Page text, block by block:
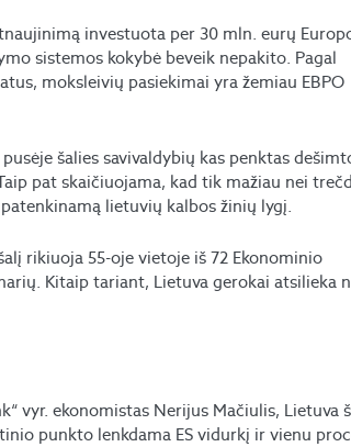
investuota per 30 mln. eurų
sistemos kokybė beveik nepakito. Pagal
moksleivių pasiekimai yra žemiau EBPO
šalies savivaldybių kas penktas
pat skaičiuojama, kad tik mažiau nei
lietuvių kalbos žinių lygį.
rikiuoja 55-oje vietoje iš 72 Ekonominio
Kitaip tariant, Lietuva gerokai atsilieka
vyr. ekonomistas Nerijus Mačiulis, Lietuva
punkto lenkdama ES vidurkį ir vienu